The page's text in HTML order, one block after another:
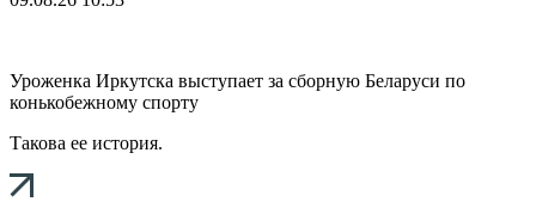
Уроженка Иркутска выступает за сборную Беларуси по
конькобежному спорту
Такова ее история.